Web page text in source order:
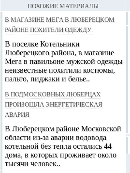
ПОХОЖИЕ МАТЕРИАЛЫ
В магазине Мега в Люберецком
районе похители одежду.
В поселке Котельники
Люберецкого района, в магазине
Мега в павильоне мужской одежды
неизвестные похитили костюмы,
пальто, пиджаки и белье..
В подмосковных Люберцах
произошла энергетическая
авария
В Люберецком районе Московской
области из-за аварии водовода
котельной без тепла остались 44
дома, в которых проживает около
тысячи человек..